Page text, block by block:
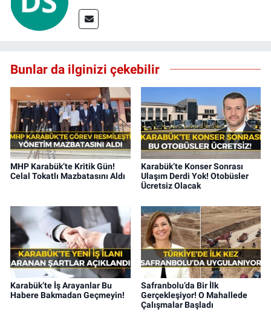
Bunlar da ilginizi çekebilir
MHP Karabük’te Kritik Gün!
Celal Tokatlı Mazbatasını Aldı
Karabük’te Konser Sonrası
Ulaşım Derdi Yok! Otobüsler
Ücretsiz Olacak
Karabük’te İş Arayanlar Bu
Habere Bakmadan Geçmeyin!
Safranbolu’da Bir İlk
Gerçekleşiyor! O Mahallede
Çalışmalar Başladı